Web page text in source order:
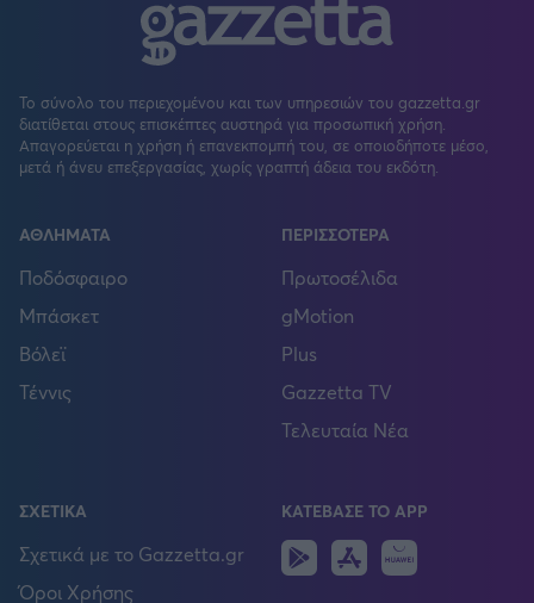
Το σύνολο του περιεχομένου και των υπηρεσιών του gazzetta.gr
διατίθεται στους επισκέπτες αυστηρά για προσωπική χρήση.
Απαγορεύεται η χρήση ή επανεκπομπή του, σε οποιοδήποτε μέσο,
μετά ή άνευ επεξεργασίας, χωρίς γραπτή άδεια του εκδότη.
ΑΘΛΗΜΑΤΑ
Ποδόσφαιρο
Μπάσκετ
Βόλεϊ
Τέννις
ΠΕΡΙΣΣΟΤΕΡΑ
Πρωτοσέλιδα
gMotion
Plus
Gazzetta TV
Τελευταία Νέα
ΣΧΕΤΙΚΑ
Σχετικά με το Gazzetta.gr
Όροι Χρήσης
ΚΑΤΕΒΑΣΕ ΤΟ APP
Android
IOS